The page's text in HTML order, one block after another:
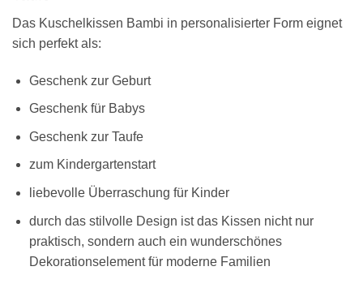
Das Kuschelkissen Bambi in personalisierter Form eignet
sich perfekt als:
Geschenk zur Geburt
Geschenk für Babys
Geschenk zur Taufe
zum Kindergartenstart
liebevolle Überraschung für Kinder
durch das stilvolle Design ist das Kissen nicht nur
praktisch, sondern auch ein wunderschönes
Dekorationselement für moderne Familien